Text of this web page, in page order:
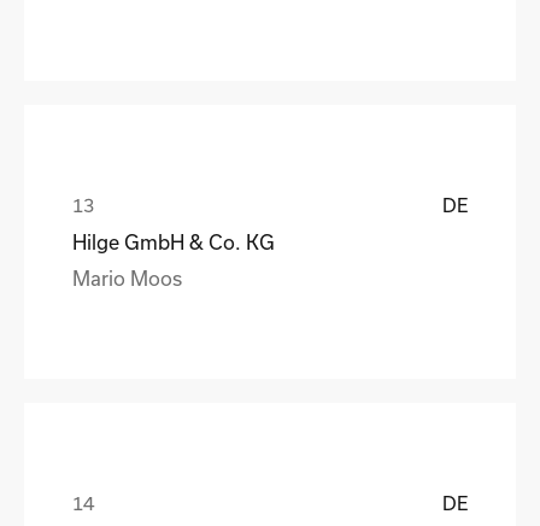
DE
Hilge GmbH & Co. KG
Mario Moos
DE